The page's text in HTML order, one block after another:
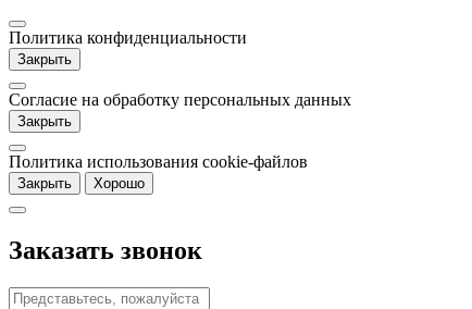
Политика конфиденциальности
Закрыть
Согласие на обработку персональных данных
Закрыть
Политика использования cookie-файлов
Закрыть Хорошо
Заказать звонок